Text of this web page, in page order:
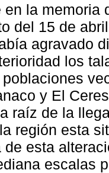
en la
del 15 de
agravado
los
y El
raíz de la
región esta
esta
escalas